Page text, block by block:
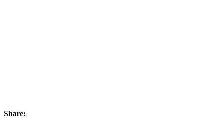
Share: